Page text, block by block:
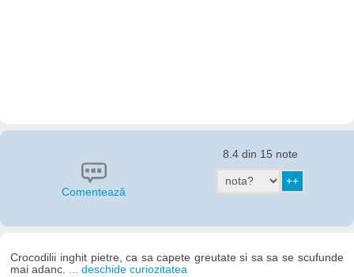
Comentează
8.4 din 15 note
Crocodilii inghit pietre, ca sa capete greutate si sa sa se scufunde
mai adanc.
... deschide curiozitatea